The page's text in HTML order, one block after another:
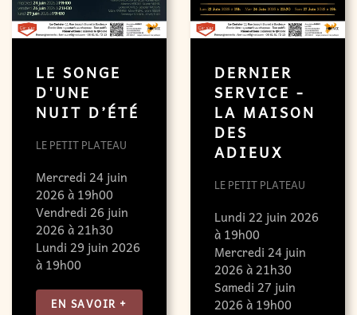
LE SONGE
D'UNE
NUIT D’ÉTÉ
LE PETIT PLATEAU
Mercredi 24 juin
2026 à 19h00
Vendredi 26 juin
2026 à 21h30
Lundi 29 juin 2026
à 19h00
EN SAVOIR +
DERNIER
SERVICE -
LA MAISON
DES
ADIEUX
LE PETIT PLATEAU
Lundi 22 juin 2026
à 19h00
Mercredi 24 juin
2026 à 21h30
Samedi 27 juin
2026 à 19h00